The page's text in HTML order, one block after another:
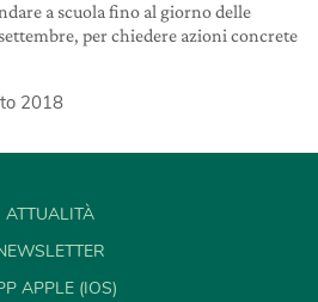
a scuola fino al giorno delle
per chiedere azioni concrete
2018
ATTUALITÀ
APPLE (IOS)